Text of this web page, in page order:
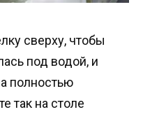
сверху, чтобы
под водой, и
полностью
так на столе